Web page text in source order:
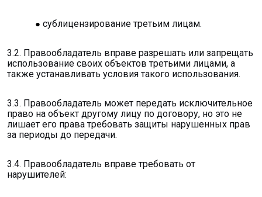
сублицензирование третьим лицам.
3.2. Правообладатель вправе разрешать или запрещать
использование своих объектов третьими лицами, а
также устанавливать условия такого использования.
3.3. Правообладатель может передать исключительное
право на объект другому лицу по договору, но это не
лишает его права требовать защиты нарушенных прав
за периоды до передачи.
3.4. Правообладатель вправе требовать от
нарушителей: